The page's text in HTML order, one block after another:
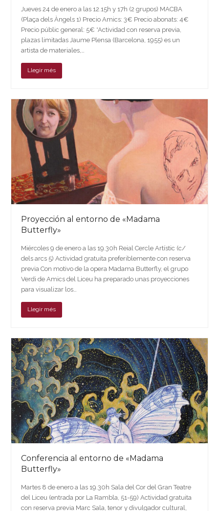
Jueves 24 de enero a las 12.15h y 17h (2 grupos) MACBA
(Plaça dels Àngels 1) Precio Amics: 3€ Precio abonats: 4€
Precio públic general: 5€ *Actividad con reserva previa,
plazas limitadas Jaume Plensa (Barcelona, 1955) es un
artista de materiales,…
Llegir més
Proyección al entorno de «Madama
Butterfly»
Miércoles 9 de enero a las 19.30h Reial Cercle Artístic (c/
dels arcs 5) Actividad gratuita preferiblemente con reserva
previa Con motivo de la opera Madama Butterfly, el grupo
Verdi de Amics del Liceu ha preparado unas proyecciones
para visualizar los…
Llegir més
Conferencia al entorno de «Madama
Butterfly»
Martes 8 de enero a las 19.30h Sala del Cor del Gran Teatre
del Liceu (entrada por La Rambla, 51-59) Actividad gratuita
con reserva previa Marc Sala, tenor y divulgador cultural,